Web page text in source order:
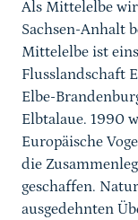
Als Mittelelbe
Sachsen-Anhalt
Mittelelbe ist
Flusslandschaft
Elbe-
Elbtalaue. 1990
Europäische
die
geschaffen.
ausgedehnten